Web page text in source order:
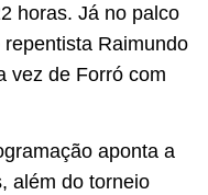
horas. Já no palco
Raimundo
vez de Forró com
aponta a
além do torneio